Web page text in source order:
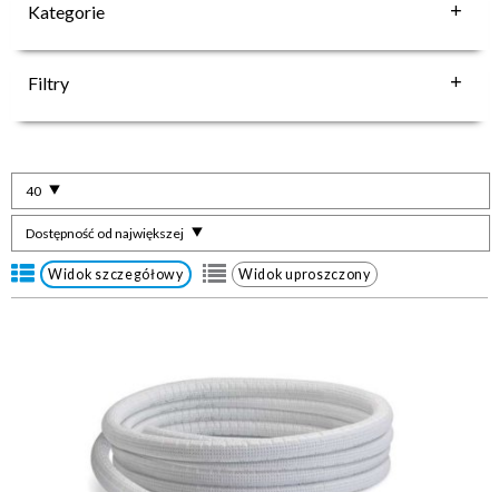
Kategorie
Filtry
Dostępność od największej
40
Widok szczegółowy Widok uproszczony